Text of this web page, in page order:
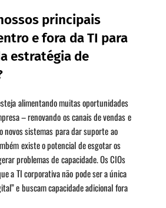
principais
e fora da TI para
estratégia de
alimentando muitas oportunidades
– renovando os canais de vendas e
novos sistemas para dar suporte ao
existe o potencial de esgotar os
problemas de capacidade. Os CIOs
a TI corporativa não pode ser a única
e buscam capacidade adicional fora